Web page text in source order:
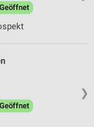
Geöffnet
❯
Geöffnet